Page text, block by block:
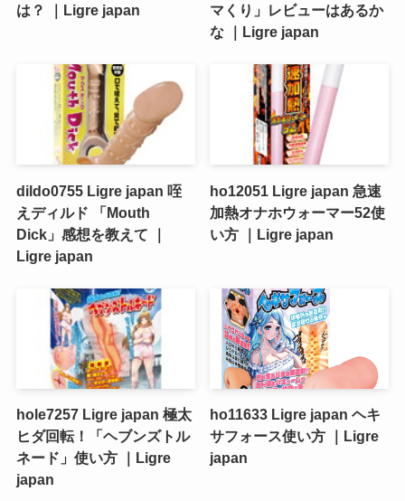
は？ ｜Ligre japan
マくり」レビューはあるか
な ｜Ligre japan
dildo0755 Ligre japan 咥
えディルド 「Mouth
Dick」感想を教えて ｜
Ligre japan
ho12051 Ligre japan 急速
加熱オナホウォーマー52使
い方 ｜Ligre japan
hole7257 Ligre japan 極太
ヒダ回転！「ヘブンズトル
ネード」使い方 ｜Ligre
japan
ho11633 Ligre japan ヘキ
サフォース使い方 ｜Ligre
japan